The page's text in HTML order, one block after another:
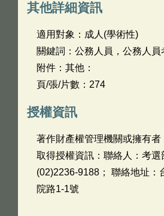
其他詳細資訊
適用對象：成人(學術性)
關鍵詞：公務人員，公務人員
附件：其他：
頁/張/片數：274
授權資訊
著作財產權管理機關或擁有者
取得授權資訊：聯絡人：考選
(02)2236-9188； 聯絡地址：
院路1-1號